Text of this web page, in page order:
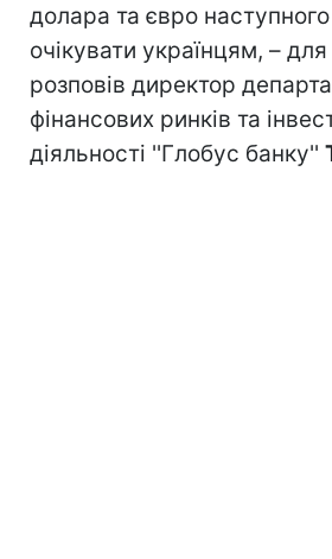
долара та євро
очікувати українцям, – для
розповів директор
фінансових ринків та
діяльності ''Глобус банку''